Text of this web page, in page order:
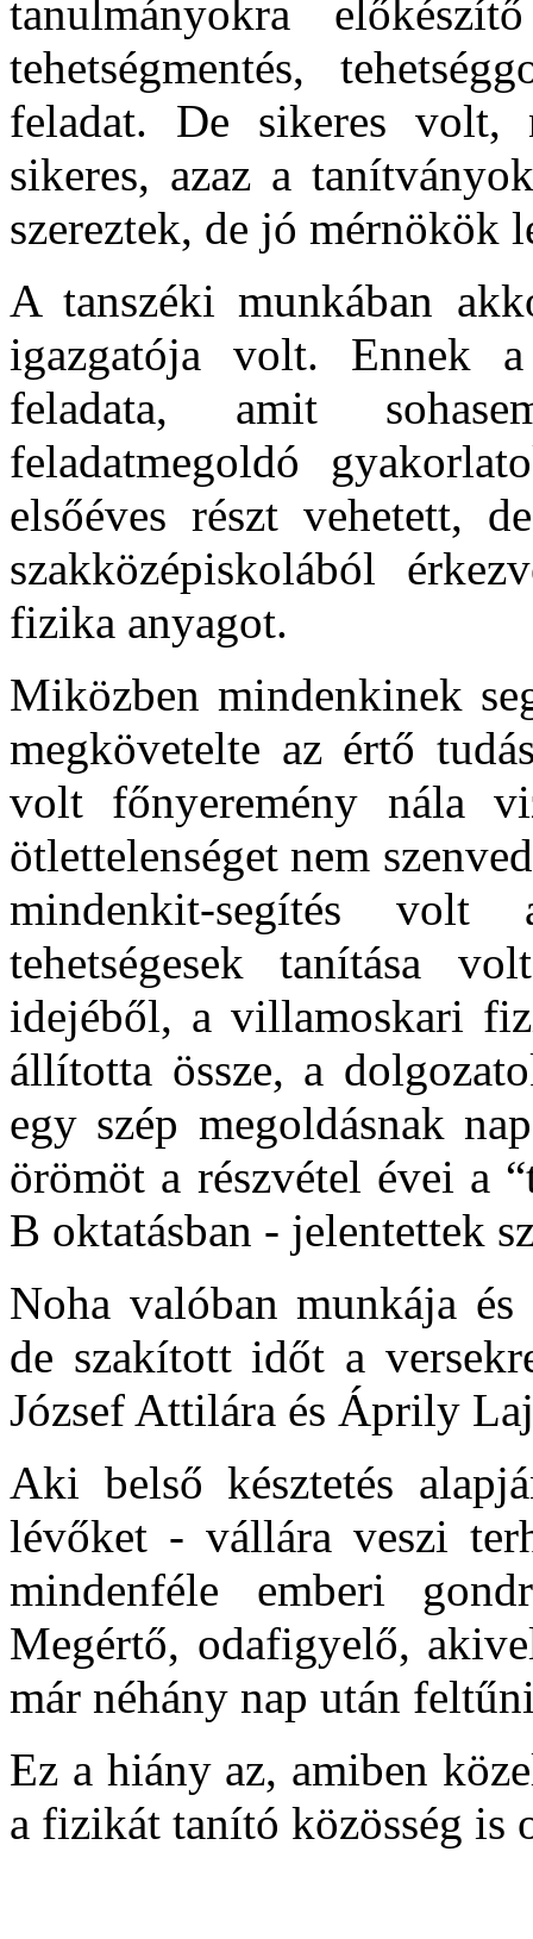
tanulmányokra
tehetségmentés,
feladat. De sikeres volt,
sikeres, azaz a
szereztek, de jó mérnökök
A tanszéki munkában
igazgatója volt. Ennek
feladata, amit
feladatmegoldó
elsőéves részt vehetett,
szakközépiskolából
fizika anyagot.
Miközben mindenkinek
megkövetelte az értő
volt főnyeremény nála
ötlettelenséget nem
mindenkit-segítés volt
tehetségesek tanítása
idejéből, a villamoskari
állította össze, a
egy szép megoldásnak
örömöt a részvétel évei a
B oktatásban - jelentettek
Noha valóban munkája
de szakított időt a
József Attilára és Áprily
Aki belső késztetés
lévőket - vállára veszi
mindenféle emberi
Megértő, odafigyelő,
már néhány nap után
Ez a hiány az, amiben
a fizikát tanító közösség is